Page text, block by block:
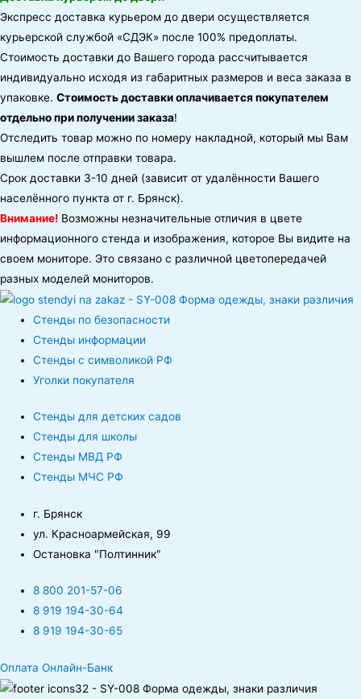
Экспресс доставка курьером до двери осуществляется
курьерской службой «СДЭК» после 100% предоплаты.
Стоимость доставки до Вашего города рассчитывается
индивидуально исходя из габаритных размеров и веса заказа в
упаковке. Стоимость доставки оплачивается покупателем
отдельно при получении заказа!
Отследить товар можно по номеру накладной, который мы Вам
вышлем после отправки товара.
Срок доставки 3-10 дней (зависит от удалённости Вашего
населённого пункта от г. Брянск).
Внимание! Возможны незначительные отличия в цвете
информационного стенда и изображения, которое Вы видите на
своем мониторе. Это связано с различной цветопередачей
разных моделей мониторов.
Стенды по безопасности
Стенды информации
Стенды с символикой РФ
Уголки покупателя
Стенды для детских садов
Стенды для школы
Стенды МВД РФ
Стенды МЧС РФ
г. Брянск
ул. Красноармейская, 99
Остановка "Полтинник"
8 800 201-57-06
8 919 194-30-64
8 919 194-30-65
Оплата Онлайн-Банк